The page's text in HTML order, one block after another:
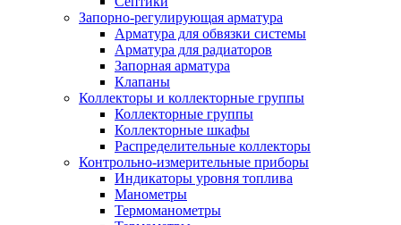
Запорно-регулирующая арматура
Арматура для обвязки системы
Арматура для радиаторов
Запорная арматура
Клапаны
Коллекторы и коллекторные группы
Коллекторные группы
Коллекторные шкафы
Распределительные коллекторы
Контрольно-измерительные приборы
Индикаторы уровня топлива
Манометры
Термоманометры